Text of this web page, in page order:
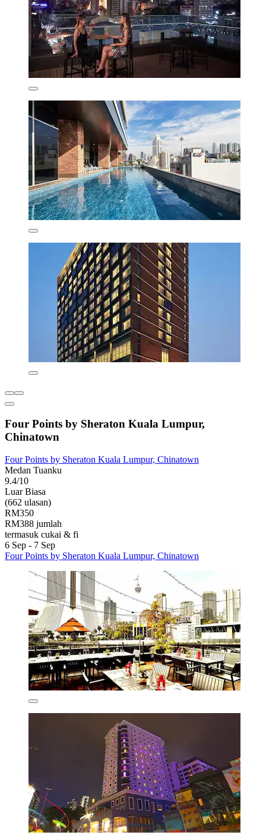
Four Points by Sheraton Kuala Lumpur,
Chinatown
Four Points by Sheraton Kuala Lumpur, Chinatown
Medan Tuanku
9.4/10
Luar Biasa
(662 ulasan)
RM350
RM388 jumlah
termasuk cukai & fi
6 Sep - 7 Sep
Four Points by Sheraton Kuala Lumpur, Chinatown